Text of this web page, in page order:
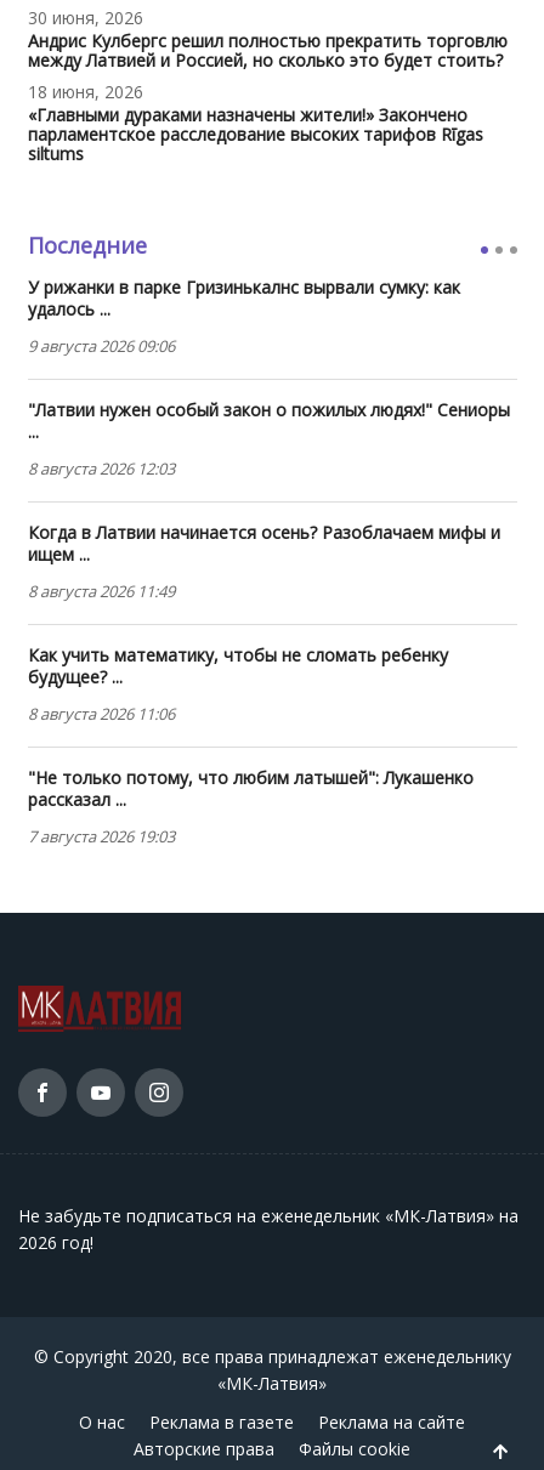
30 июня, 2026
Андрис Кулбергс решил полностью прекратить торговлю
между Латвией и Россией, но сколько это будет стоить?
18 июня, 2026
«Главными дураками назначены жители!» Закончено
парламентское расследование высоких тарифов Rīgas
siltums
Последние
У рижанки в парке Гризинькалнс вырвали сумку: как
удалось ...
9 августа 2026 09:06
"Латвии нужен особый закон о пожилых людях!" Сениоры
...
8 августа 2026 12:03
Когда в Латвии начинается осень? Разоблачаем мифы и
ищем ...
8 августа 2026 11:49
Как учить математику, чтобы не сломать ребенку
будущее? ...
8 августа 2026 11:06
"Не только потому, что любим латышей": Лукашенко
рассказал ...
7 августа 2026 19:03
Не забудьте подписаться на еженедельник «МК-Латвия» на
2026 год!
© Copyright 2020, все права принадлежат еженедельнику
«МК-Латвия»
О нас
Реклама в газете
Реклама на сайте
Авторские права
Файлы cookie